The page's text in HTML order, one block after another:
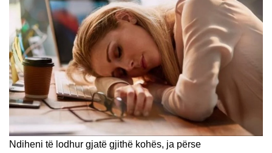
Ndiheni të lodhur gjatë gjithë kohës, ja përse